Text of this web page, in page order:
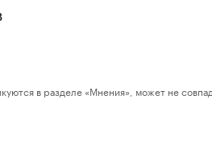
в разделе «Мнения», может не